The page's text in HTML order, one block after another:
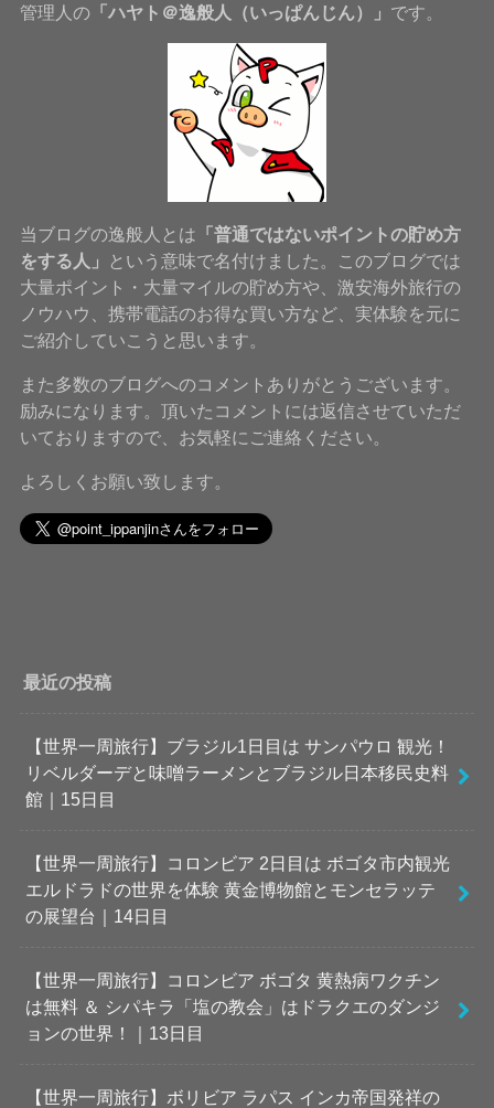
管理人の「ハヤト＠逸般人（いっぱんじん）」 です。
当ブログの逸般人とは 「普通ではないポイントの貯め方
をする人」
という意味で名付けました。このブログでは
大量ポイント・大量マイルの貯め方や、激安海外旅行の
ノウハウ、携帯電話のお得な買い方など、実体験を元に
ご紹介していこうと思います。
また多数のブログへのコメントありがとうございます。
励みになります。頂いたコメントには返信させていただ
いておりますので、お気軽にご連絡ください。
よろしくお願い致します。
最近の投稿
【世界一周旅行】ブラジル1日目は サンパウロ 観光！
リベルダーデと味噌ラーメンとブラジル日本移民史料
館｜15日目
【世界一周旅行】コロンビア 2日目は ボゴタ市内観光
エルドラドの世界を体験 黄金博物館とモンセラッテ
の展望台｜14日目
【世界一周旅行】コロンビア ボゴタ 黄熱病ワクチン
は無料 ＆ シパキラ「塩の教会」はドラクエのダンジ
ョンの世界！｜13日目
【世界一周旅行】ボリビア ラパス インカ帝国発祥の